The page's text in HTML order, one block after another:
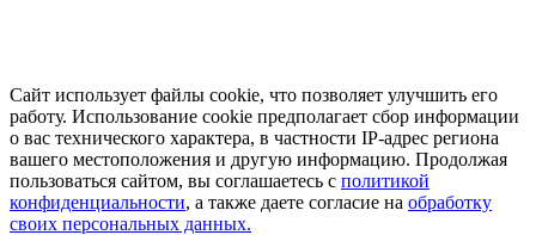
Сайт использует файлы cookie, что позволяет улучшить его
работу. Использование cookie предполагает сбор информации
о вас технического характера, в частности IP-адрес региона
вашего местоположения и другую информацию. Продолжая
пользоваться сайтом, вы соглашаетесь с политикой
конфиденциальности, а также даете согласие на обработку
своих персональных данных.